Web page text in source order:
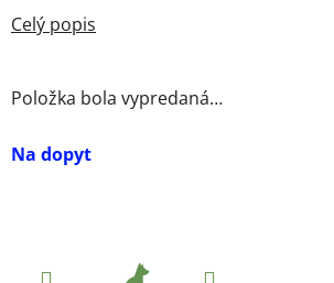
Na dopyt
Položka bola vypredaná…